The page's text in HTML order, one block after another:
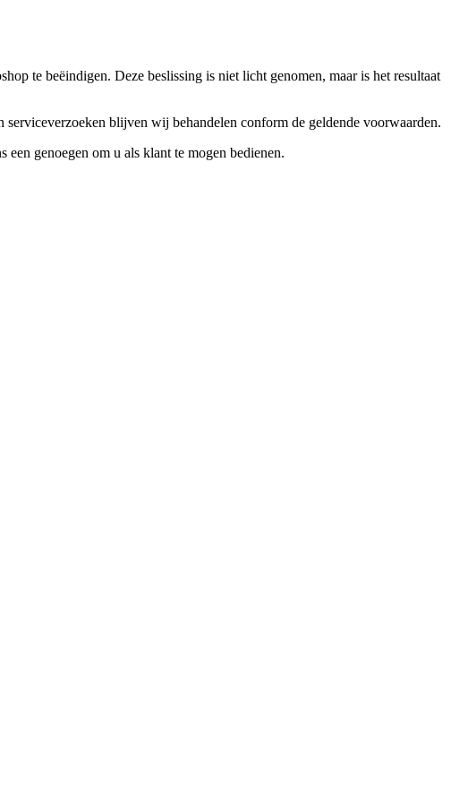
te beëindigen. Deze beslissing is niet licht genomen, maar is het resultaat
blijven wij behandelen conform de geldende voorwaarden.
genoegen om u als klant te mogen bedienen.